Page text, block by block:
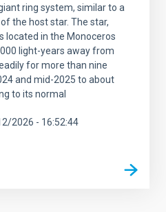
ring system, similar to a
the host star. The star,
located in the Monoceros
light-years away from
for more than nine
and mid-2025 to about
to its normal
2026 - 16:52:44